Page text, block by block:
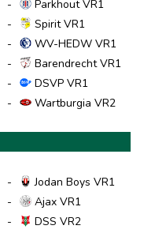
-
Parkhout VR1
-
Spirit VR1
-
WV-HEDW VR1
-
Barendrecht VR1
-
DSVP VR1
- Wartburgia VR2
-
Jodan Boys VR1
-
Ajax VR1
-
DSS VR2